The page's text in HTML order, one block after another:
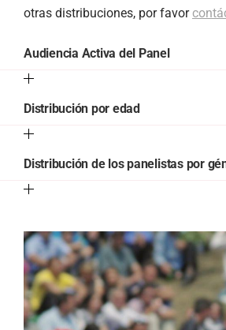
otras distribuciones, por favor
Audiencia Activa del Panel
Distribución por edad
Distribución de los panelistas por